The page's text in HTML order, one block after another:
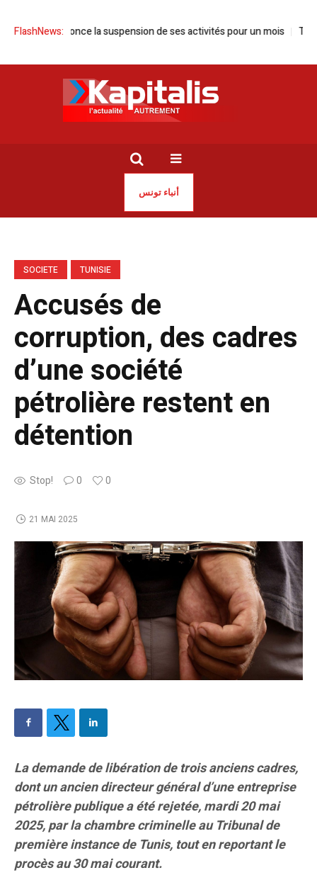
FlashNews:
annonce la suspension de ses activités pour un mois Tunisie |
أنباء تونس
SOCIETE TUNISIE
Accusés de
corruption, des cadres
d’une société
pétrolière restent en
détention
Stop! 0 0
21 MAI 2025
La demande de libération de trois anciens cadres,
dont un ancien directeur général d’une entreprise
pétrolière publique a été rejetée, mardi 20 mai
2025, par la chambre criminelle au Tribunal de
première instance de Tunis, tout en reportant le
procès au 30 mai courant.